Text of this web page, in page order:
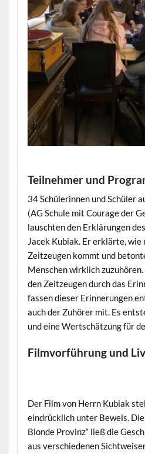
Teilnehmer und
34 Schülerinnen und Schüler
(AG Schule mit Courage der
lauschten den Erklärungen
Jacek Kubiak. Er erklärte,
Zeitzeugen kommt und
Menschen wirklich
den Zeitzeugen durch das
fassen dieser Erinnerungen
auch der Zuhörer mit. Es
und eine Wertschätzung für
Filmvorführung und
Der Film von Herrn Kubiak
eindrücklich unter Beweis.
Blonde Provinz“ ließ die
aus verschiedenen